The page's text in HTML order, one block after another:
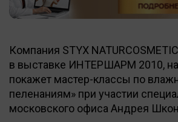
Компания STYX
в выставке ИНТЕРШАРМ 2010, на
покажет мастер-классы по
пеленаниям» при участии
московского офиса Андрея